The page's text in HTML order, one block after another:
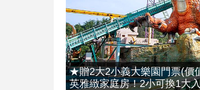
★贈2大2小義大樂園門票(價
英雅緻家庭房！2小可換1大